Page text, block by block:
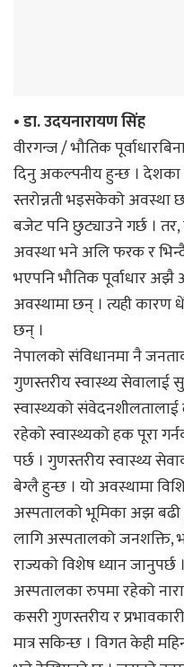
• डा. उदयनारायण सिंह
वीरगन्ज / भौतिक
दिनु अकल्पनीय हुन्छ ।
स्तरोन्नती भइसकेको अवस्था
बजेट पनि छुट्याउने गर्छ ।
अवस्था भने अलि फरक र
भएपनि भौतिक पूर्वाधार
अवस्थामा छन् । त्यही कारण
छन् ।
नेपालको संविधानमा नै
गुणस्तरीय स्वास्थ्य सेवालाई
स्वास्थ्यको
रहेको स्वास्थ्यको हक पूरा
पर्छ । गुणस्तरीय स्वास्थ्य
बेग्लै हुन्छ । यो अवस्थामा
अस्पतालको भूमिका अझ बढी
लागि अस्पतालको जनशक्ति,
राज्यको विशेष ध्यान
अस्पतालका रुपमा रहेको
कसरी गुणस्तरीय र
मात्र सकिन्छ । विगत केही